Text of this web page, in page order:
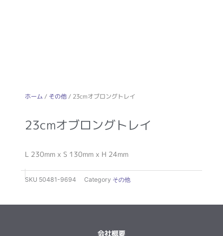
ホーム / その他/ 23cmオブロングトレイ
23cmオブロングトレイ
L 230mm x S 130mm x H 24mm
SKU 50481-9694 Category その他
会社概要